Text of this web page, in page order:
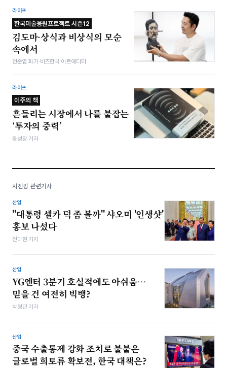
라이프
한국미술응원프로젝트 시즌12
김도마-상식과 비상식의 모순
속에서
전준엽 화가·비즈한국 아트에디터
라이프
이주의 책
흔들리는 시장에서 나를 붙잡는
‘투자의 중력’
봉성창 기자
시진핑 관련기사
산업
"대통령 셀카 덕 좀 볼까" 샤오미 '인생샷'
홍보 나섰다
전다현 기자
산업
YG엔터 3분기 호실적에도 아쉬움…
믿을 건 여전히 빅뱅?
박형민 기자
산업
중국 수출통제 강화 조치로 불붙은
글로벌 희토류 확보전, 한국 대책은?